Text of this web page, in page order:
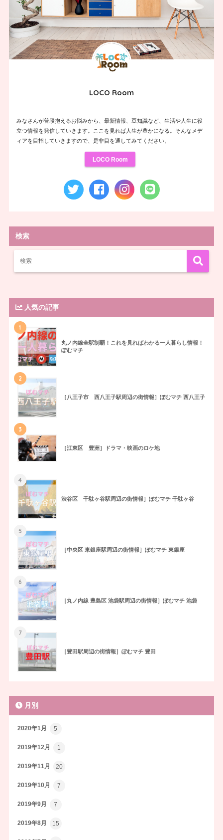
LOCO Room
みなさんが普段抱えるお悩みから、最新情報、豆知識など、生活や人生に役
立つ情報を発信していきます。ここを見れば人生が豊かになる。そんなメデ
ィアを目指していきますので、是非目を通してみてください。
LOCO Room
検索
人気の記事
1
丸ノ内線全駅制覇！これを見ればわかる一人暮らし情報！
ぽむマチ
2
［八王子市 西八王子駅周辺の街情報］ぽむマチ 西八王子
3
［江東区 豊洲］ドラマ・映画のロケ地
4
渋谷区 千駄ヶ谷駅周辺の街情報］ぽむマチ 千駄ヶ谷
5
［中央区 東銀座駅周辺の街情報］ぽむマチ 東銀座
6
［丸ノ内線 豊島区 池袋駅周辺の街情報］ぽむマチ 池袋
7
［豊田駅周辺の街情報］ぽむマチ 豊田
月別
2020年1月 5
2019年12月 1
2019年11月 20
2019年10月 7
2019年9月 7
2019年8月 15